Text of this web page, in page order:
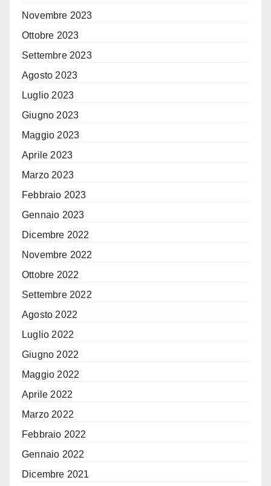
Novembre 2023
Ottobre 2023
Settembre 2023
Agosto 2023
Luglio 2023
Giugno 2023
Maggio 2023
Aprile 2023
Marzo 2023
Febbraio 2023
Gennaio 2023
Dicembre 2022
Novembre 2022
Ottobre 2022
Settembre 2022
Agosto 2022
Luglio 2022
Giugno 2022
Maggio 2022
Aprile 2022
Marzo 2022
Febbraio 2022
Gennaio 2022
Dicembre 2021